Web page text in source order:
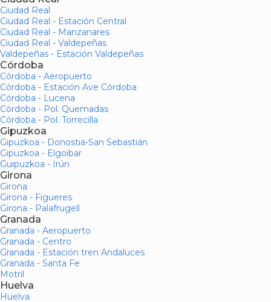
Ciudad Real
Ciudad Real - Estación Central
Ciudad Real - Manzanares
Ciudad Real - Valdepeñas
Valdepeñas - Estación Valdepeñas
Córdoba
Córdoba - Aeropuerto
Córdoba - Estación Ave Córdoba
Córdoba - Lucena
Córdoba - Pol. Quemadas
Córdoba - Pol. Torrecilla
Gipuzkoa
Gipuzkoa - Donostia-San Sebastián
Gipuzkoa - Elgoibar
Guipuzkoa - Irún
Girona
Girona
Girona - Figueres
Girona - Palafrugell
Granada
Granada - Aeropuerto
Granada - Centro
Granada - Estación tren Andaluces
Granada - Santa Fe
Motril
Huelva
Huelva